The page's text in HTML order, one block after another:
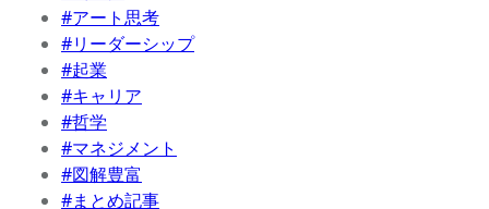
#アート思考
#リーダーシップ
#起業
#キャリア
#哲学
#マネジメント
#図解豊富
#まとめ記事